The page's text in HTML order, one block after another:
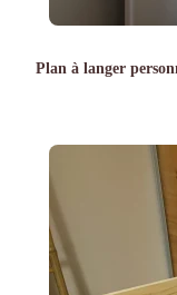
Plan à langer